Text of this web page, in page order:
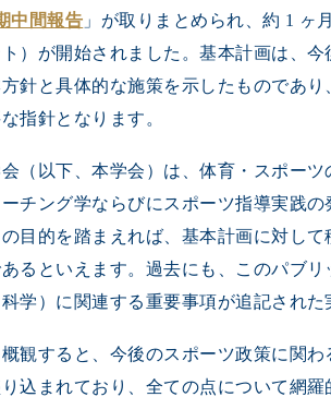
中間報告 」が取りまとめられ、約 1 ヶ
）が開始されました。基本計画は、
針と具体的な施策を示したものであ
指針となります。
（以下、本学会）は、体育・スポー
チング学ならびにスポーツ指導実践
目的を踏まえれば、基本計画に対し
るといえます。過去にも、このパブリ
学）に関連する重要事項が追記された
観すると、今後のスポーツ政策に関わ
込まれており、全ての点について網羅